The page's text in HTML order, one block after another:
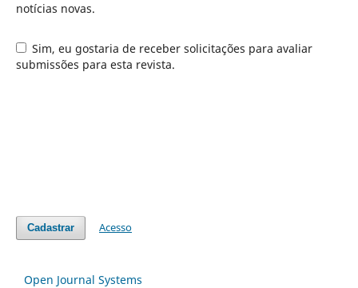
notícias novas.
Sim, eu gostaria de receber solicitações para avaliar
submissões para esta revista.
Cadastrar Acesso
Open Journal Systems